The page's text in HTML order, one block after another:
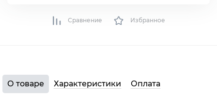
Сравнение Избранное
О товаре Характеристики Оплата